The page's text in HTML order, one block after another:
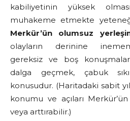
kabiliyetinin yüksek
muhakeme etmekte
Merkür’ün olumsuz
olayların derinine
gereksiz ve boş
dalga geçmek, çabuk
konusudur. (Haritadaki sabit
konumu ve açıları
veya arttırabilir.)